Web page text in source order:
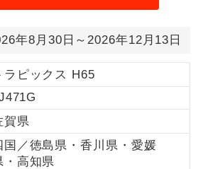
年8月30日～2026年12月13日
ラピックス H65
賀県
国／徳島県・香川県・愛媛
・高知県
す。
ご参加にあたり年齢に制限があるコース
です。
利用航空会社が指定なので、ご出発の計
画にとても便利です。